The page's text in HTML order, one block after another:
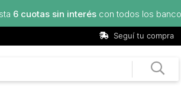
los bancos
Seguí tu compra